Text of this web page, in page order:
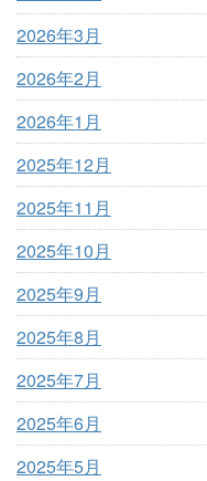
2026年3月
2026年2月
2026年1月
2025年12月
2025年11月
2025年10月
2025年9月
2025年8月
2025年7月
2025年6月
2025年5月